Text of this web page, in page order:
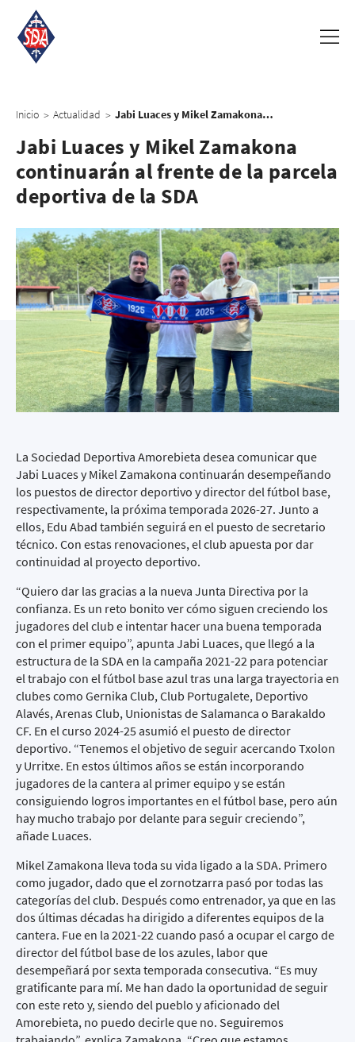
Inicio > Actualidad > Jabi Luaces y Mikel Zamakona continuarán al frente de la parcela deportiva de la SDA
Jabi Luaces y Mikel Zamakona
continuarán al frente de la parcela
deportiva de la SDA
La Sociedad Deportiva Amorebieta desea comunicar que
Jabi Luaces y Mikel Zamakona continuarán desempeñando
los puestos de director deportivo y director del fútbol base,
respectivamente, la próxima temporada 2026-27. Junto a
ellos, Edu Abad también seguirá en el puesto de secretario
técnico. Con estas renovaciones, el club apuesta por dar
continuidad al proyecto deportivo.
“Quiero dar las gracias a la nueva Junta Directiva por la
confianza. Es un reto bonito ver cómo siguen creciendo los
jugadores del club e intentar hacer una buena temporada
con el primer equipo”, apunta Jabi Luaces, que llegó a la
estructura de la SDA en la campaña 2021-22 para potenciar
el trabajo con el fútbol base azul tras una larga trayectoria en
clubes como Gernika Club, Club Portugalete, Deportivo
Alavés, Arenas Club, Unionistas de Salamanca o Barakaldo
CF. En el curso 2024-25 asumió el puesto de director
deportivo. “Tenemos el objetivo de seguir acercando Txolon
y Urritxe. En estos últimos años se están incorporando
jugadores de la cantera al primer equipo y se están
consiguiendo logros importantes en el fútbol base, pero aún
hay mucho trabajo por delante para seguir creciendo”,
añade Luaces.
Mikel Zamakona lleva toda su vida ligado a la SDA. Primero
como jugador, dado que el zornotzarra pasó por todas las
categorías del club. Después como entrenador, ya que en las
dos últimas décadas ha dirigido a diferentes equipos de la
cantera. Fue en la 2021-22 cuando pasó a ocupar el cargo de
director del fútbol base de los azules, labor que
desempeñará por sexta temporada consecutiva. “Es muy
gratificante para mí. Me han dado la oportunidad de seguir
con este reto y, siendo del pueblo y aficionado del
Amorebieta, no puedo decirle que no. Seguiremos